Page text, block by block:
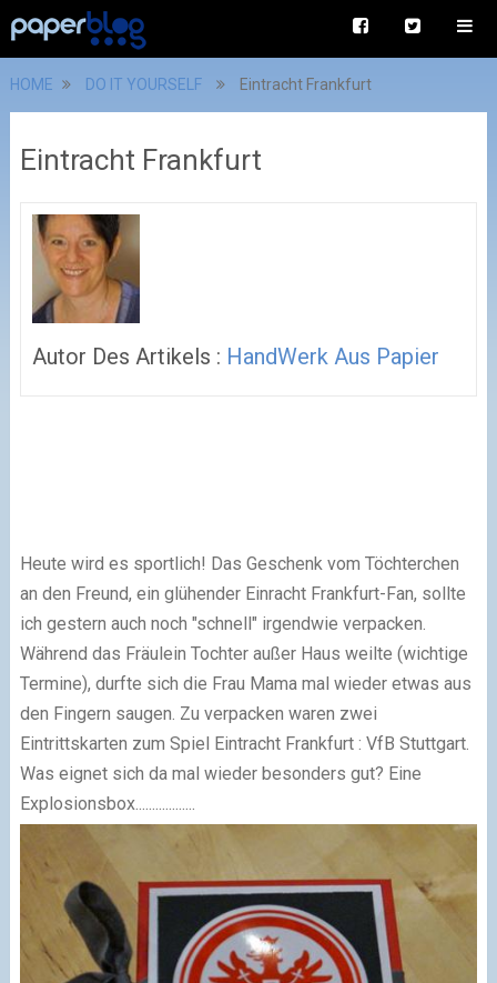
HOME DO IT YOURSELF Eintracht Frankfurt
Eintracht Frankfurt
Autor Des Artikels : HandWerk Aus Papier
Heute wird es sportlich! Das Geschenk vom Töchterchen
an den Freund, ein glühender Einracht Frankfurt-Fan, sollte
ich gestern auch noch "schnell" irgendwie verpacken.
Während das Fräulein Tochter außer Haus weilte (wichtige
Termine), durfte sich die Frau Mama mal wieder etwas aus
den Fingern saugen. Zu verpacken waren zwei
Eintrittskarten zum Spiel Eintracht Frankfurt : VfB Stuttgart.
Was eignet sich da mal wieder besonders gut? Eine
Explosionsbox..................